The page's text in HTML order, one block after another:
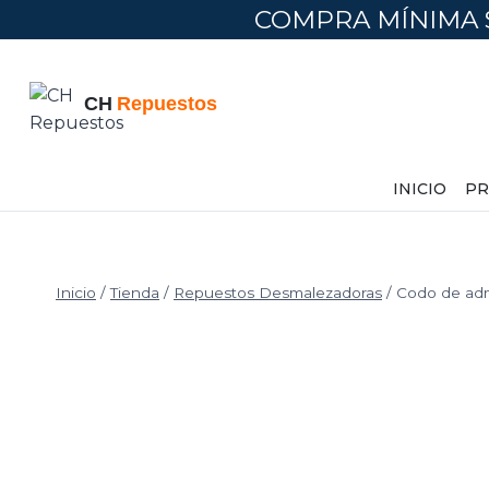
COMPRA MÍNIMA
INICIO
Inicio / Tienda / Repuestos Desmalezadoras / Codo de